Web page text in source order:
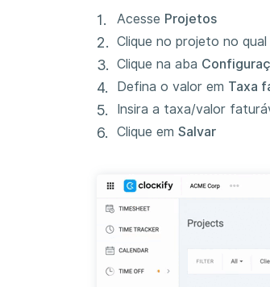
Acesse Projetos
Clique no projeto no
Clique na aba
Defina o valor em Taxa
Insira a taxa/valor
Clique em Salvar